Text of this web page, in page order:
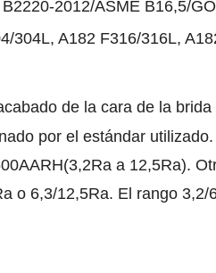
2012/ASME B16,5/
304L, A182 F316/316L,
de la cara de la
por el estándar
a 12,5Ra).
o 6,3/12,5Ra. El rango 3,2/